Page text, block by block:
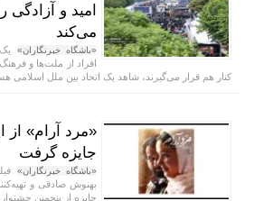
امید و آزادگی
می‌کند
«باشگاه خبرنگاران»
افراد از ملت‌ها و
کنار هم قرار می‌گیرند، شاهد یک اتحاد بین ملل اسلامی
«مرد آرام» از
جایزه گرفت
«باشگاه خبرنگاران»
بهنوش صادقی و
جایزه از پنجمین جشنواره